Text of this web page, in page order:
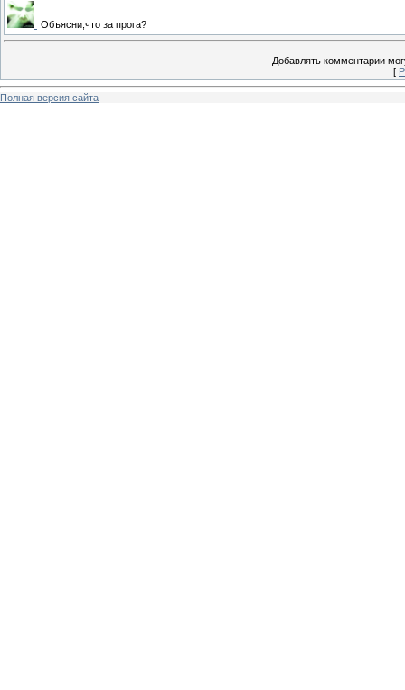
Объясни,что за прога?
Добавлять комментарии
[
Полная версия сайта